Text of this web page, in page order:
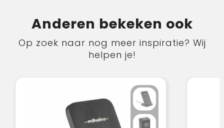
Anderen bekeken ook
Op zoek naar nog meer inspiratie? Wij
helpen je!